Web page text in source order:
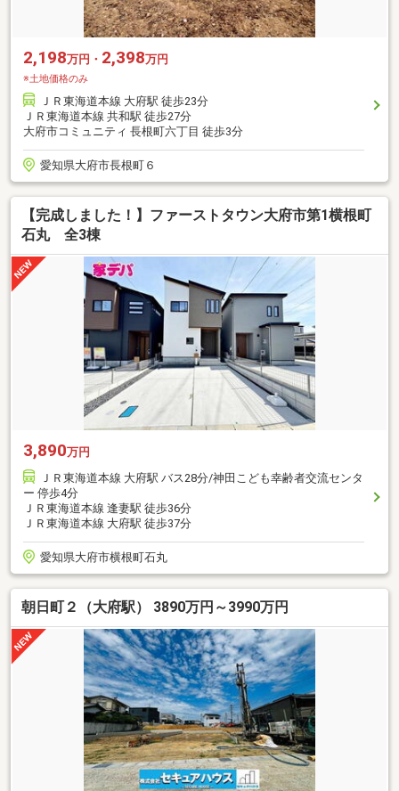
2,198万円・ 2,398万円
※土地価格のみ
ＪＲ東海道本線 大府駅 徒歩23分
ＪＲ東海道本線 共和駅 徒歩27分
大府市コミュニティ 長根町六丁目 徒歩3分
愛知県大府市長根町６
【完成しました！】ファーストタウン大府市第1横根町
石丸 全3棟
3,890万円
ＪＲ東海道本線 大府駅 バス28分/神田こども幸齢者交流センタ
ー 停歩4分
ＪＲ東海道本線 逢妻駅 徒歩36分
ＪＲ東海道本線 大府駅 徒歩37分
愛知県大府市横根町石丸
朝日町２（大府駅） 3890万円～3990万円